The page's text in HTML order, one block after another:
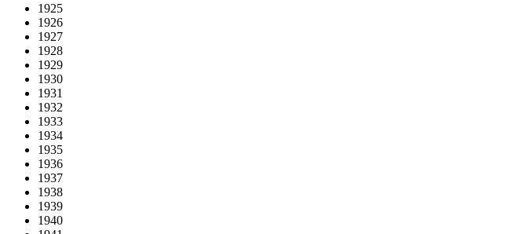
1925
1926
1927
1928
1929
1930
1931
1932
1933
1934
1935
1936
1937
1938
1939
1940